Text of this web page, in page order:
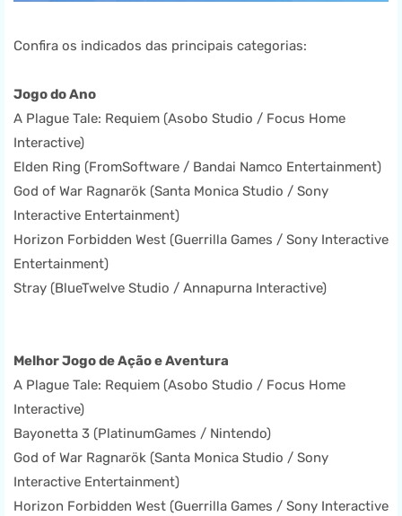
Confira os indicados das principais categorias:
Jogo do Ano
A Plague Tale: Requiem (Asobo Studio / Focus Home
Interactive)
Elden Ring (FromSoftware / Bandai Namco Entertainment)
God of War Ragnarök (Santa Monica Studio / Sony
Interactive Entertainment)
Horizon Forbidden West (Guerrilla Games / Sony Interactive
Entertainment)
Stray (BlueTwelve Studio / Annapurna Interactive)
Melhor Jogo de Ação e Aventura
A Plague Tale: Requiem (Asobo Studio / Focus Home
Interactive)
Bayonetta 3 (PlatinumGames / Nintendo)
God of War Ragnarök (Santa Monica Studio / Sony
Interactive Entertainment)
Horizon Forbidden West (Guerrilla Games / Sony Interactive